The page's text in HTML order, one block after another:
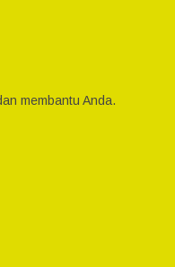
membantu Anda.